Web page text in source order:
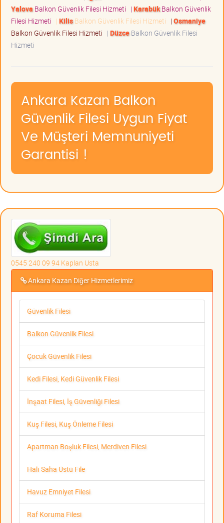
Yalova Balkon Güvenlik Filesi Hizmeti | KarabükBalkon Güvenlik
Filesi Hizmeti | KilisBalkon Güvenlik Filesi Hizmeti | Osmaniye
Balkon Güvenlik Filesi Hizmeti | DüzceBalkon Güvenlik Filesi
Hizmeti
Ankara Kazan Balkon
Güvenlik Filesi Uygun Fiyat
Ve Müşteri Memnuniyeti
Garantisi !
0545 240 09 94 Kaplan Usta
Ankara Kazan Diğer Hizmetlerimiz
Güvenlik Filesi
Balkon Güvenlik Filesi
Çocuk Güvenlik Filesi
Kedi Filesi, Kedi Güvenlik Filesi
İnşaat Filesi, İş Güvenliği Filesi
Kuş Filesi, Kuş Önleme Filesi
Apartman Boşluk Filesi, Merdiven Filesi
Halı Saha Üstü File
Havuz Emniyet Filesi
Raf Koruma Filesi